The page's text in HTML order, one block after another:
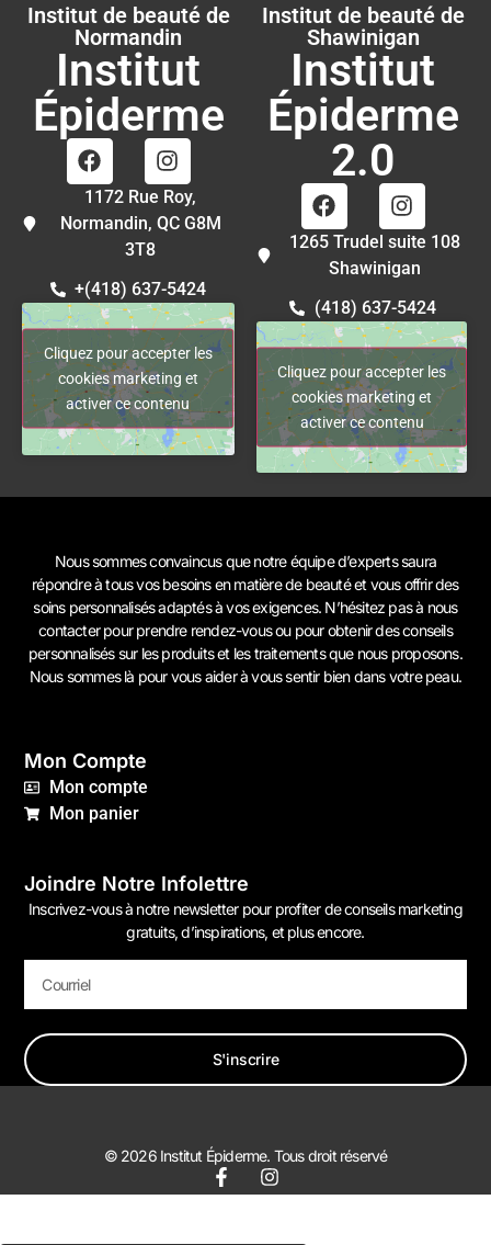
Institut de beauté de
Normandin
Institut
Épiderme
1172 Rue Roy,
Normandin, QC G8M
3T8
+(418) 637-5424
Cliquez pour accepter les
cookies marketing et
activer ce contenu
Institut de beauté de
Shawinigan
Institut
Épiderme
2.0
1265 Trudel suite 108
Shawinigan
(418) 637-5424
Cliquez pour accepter les
cookies marketing et
activer ce contenu
Nous sommes convaincus que notre équipe d’experts saura
répondre à tous vos besoins en matière de beauté et vous offrir des
soins personnalisés adaptés à vos exigences. N’hésitez pas à nous
contacterpour prendre rendez-vous ou pour obtenir des conseils
personnalisés sur les produits et les traitements que nous proposons.
Nous sommes là pour vous aider à vous sentir bien dans votre peau.
Mon Compte
Mon compte
Mon panier
Joindre Notre Infolettre
Inscrivez-vous à notre newsletter pour profiter de conseils marketing
gratuits, d’inspirations, et plus encore.
S'inscrire
© 2026 Institut Épiderme. Tous droit réservé